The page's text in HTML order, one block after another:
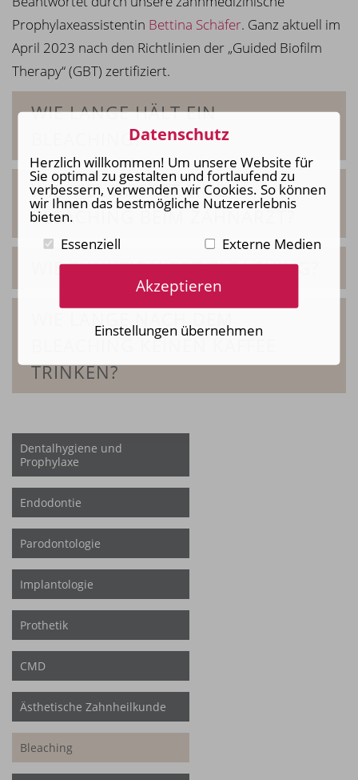
Dentalhygiene und
Prophylaxe
Endodontie
Parodontologie
Implantologie
Prothetik
CMD
Ästhetische Zahnheilkunde
Bleaching
Prophylaxeassistentin Bettina Schäfer. Ganz aktuell im
April 2023 nach den Richtlinien der „Guided Biofilm
Therapy“ (GBT) zertifiziert.
WIE LANGE HÄLT EIN
BLEACHING?
WIE VIEL KOSTET EINE
BLEACHING BEIM ZAHNARZT?
WIE FUNKTIONIERT BLEACHING?
WIE LANGE NACH DEM
BLEACHING KEINEN KAFFEE
TRINKEN?
Datenschutz
Herzlich willkommen! Um unsere Website für
Sie optimal zu gestalten und fortlaufend zu
verbessern, verwenden wir Cookies. So können
wir Ihnen das bestmögliche Nutzererlebnis
bieten.
Essenziell
Externe Medien
Akzeptieren
Einstellungen übernehmen